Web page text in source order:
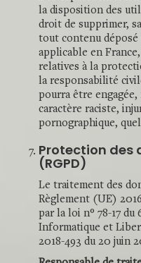
la disposition des
droit de supprimer,
tout contenu
applicable en
relatives à la
la responsabilité
pourra être engagée,
caractère raciste,
pornographique,
Protection des
(RGPD)
Le traitement des
Règlement (UE)
par la loi n° 78-17 du
Informatique et
2018-493 du 20 juin